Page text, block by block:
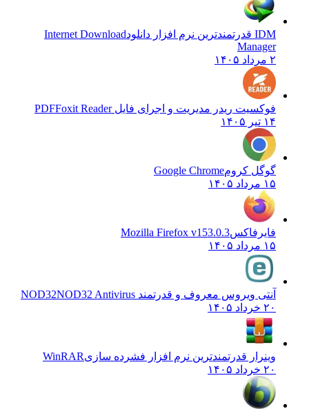
IDM قدرتمندترین نرم افزار دانلود
Internet Download
Manager
۲ مرداد ۱۴۰۵
فوکسیت ریدر مدیریت و اجرای فایل PDF Foxit Reader
۱۴ تیر ۱۴۰۵
گوگل کرومGoogle Chrome
۱۵ مرداد ۱۴۰۵
فایرفاکس Mozilla Firefox v153.0.3
۱۵ مرداد ۱۴۰۵
آنتی ویروس معروف و قدرتمند NOD32 NOD32 Antivirus
۲۰ خرداد ۱۴۰۵
وینرار قدرتمندترین نرم افزار فشرده سازیWinRAR
۲۰ خرداد ۱۴۰۵